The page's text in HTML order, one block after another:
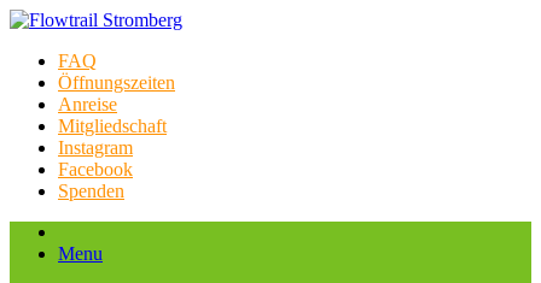
FAQ
Öffnungszeiten
Anreise
Mitgliedschaft
Instagram
Facebook
Spenden
Menu